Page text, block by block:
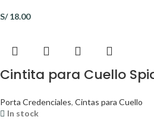
S/18.00
Cintita para Cuello
Porta Credenciales, Cintas para Cuello
In stock